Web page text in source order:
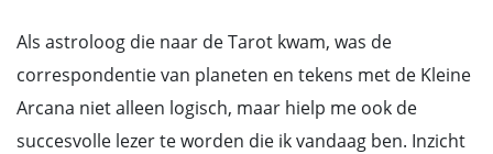
Als astroloog die naar de Tarot kwam, was de
correspondentie van planeten en tekens met de Kleine
Arcana niet alleen logisch, maar hielp me ook de
succesvolle lezer te worden die ik vandaag ben. Inzicht